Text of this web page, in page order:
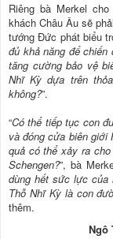
Riêng bà Merkel
khách Châu Âu sẽ
tướng Đức phát biểu
đủ khả năng để
tăng cường bảo vệ
Nhĩ Kỳ dựa trên
không?”.
“Có thể tiếp tục con
và đóng cửa biên giới
quả có thể xảy ra
Schengen?”, bà
dùng hết sức lực của
Thỗ Nhĩ Kỳ là con
thêm.
Ngô